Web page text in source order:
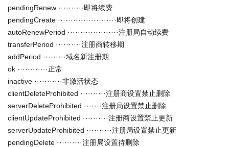
pendingRenew ··········即将续费
pendingCreate ·······················即将创建
autoRenewPeriod ····················注册局自动续费
transferPeriod ··········注册商转移期
addPeriod ·········域名新注册期
ok ············正常
inactive ···········非激活状态
clientDeleteProhibited ··········注册商设置禁止删除
serverDeleteProhibited ·······注册局设置禁止删除
clientUpdateProhibited ··········注册商设置禁止更新
serverUpdateProhibited ··········注册局设置禁止更新
pendingDelete ··········注册局设置待删除